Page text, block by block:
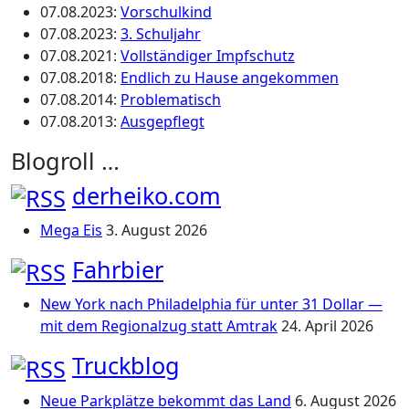
07.08.2023: Vorschulkind
07.08.2023: 3. Schuljahr
07.08.2021: Vollständiger Impfschutz
07.08.2018: Endlich zu Hause angekommen
07.08.2014: Problematisch
07.08.2013: Ausgepflegt
Blogroll …
derheiko.com
Mega Eis 3. August 2026
Fahrbier
New York nach Philadelphia für unter 31 Dollar —
mit dem Regionalzug statt Amtrak24. April 2026
Truckblog
Neue Parkplätze bekommt das Land 6. August 2026